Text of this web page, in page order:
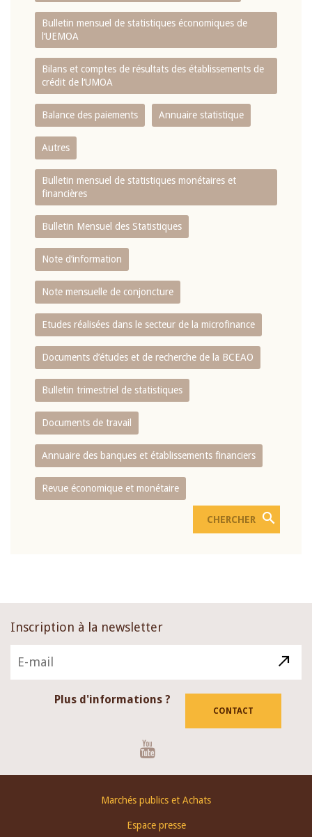
Bulletin mensuel de statistiques économiques de
l‘UEMOA
Bilans et comptes de résultats des établissements de
crédit de l‘UMOA
Balance des paiements Annuaire statistique
Autres
Bulletin mensuel de statistiques monétaires et
financières
Bulletin Mensuel des Statistiques
Note d’information
Note mensuelle de conjoncture
Etudes réalisées dans le secteur de la microfinance
Documents d’études et de recherche de la BCEAO
Bulletin trimestriel de statistiques
Documents de travail
Annuaire des banques et établissements financiers
Revue économique et monétaire
Inscription à la newsletter
Plus d'informations ?
CONTACT
Marchés publics et Achats
Espace presse